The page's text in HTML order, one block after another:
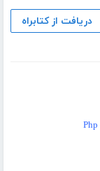
دریافت از کتابراه